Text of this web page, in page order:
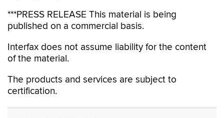
***PRESS RELEASE This material is being
published on a commercial basis.
Interfax does not assume liability for the content
of the material.
The products and services are subject to
certification.